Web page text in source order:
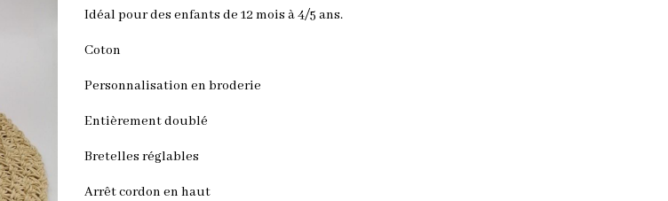
Idéal pour des enfants de 12 mois à 4/5 ans.
Coton
Personnalisation en broderie
Entièrement doublé
Bretelles réglables
Arrêt cordon en haut